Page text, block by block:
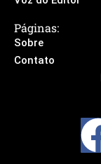
Páginas:
Sobre
Contato